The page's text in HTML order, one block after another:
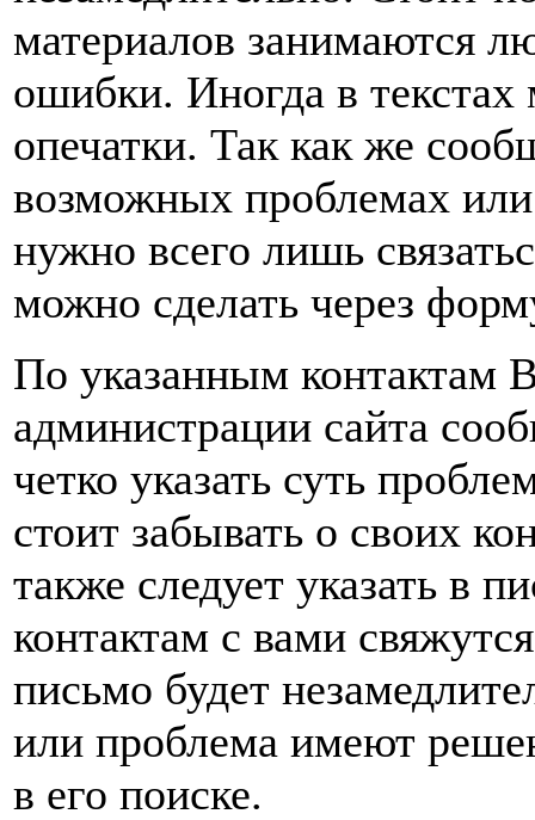
материалов занимаются
ошибки. Иногда в текстах
опечатки. Так как же
возможных проблемах
нужно всего лишь
можно сделать через
По указанным контактам
администрации сайта
четко указать суть
стоит забывать о своих
также следует указать в
контактам с вами
письмо будет
или проблема имеют
в его поиске.